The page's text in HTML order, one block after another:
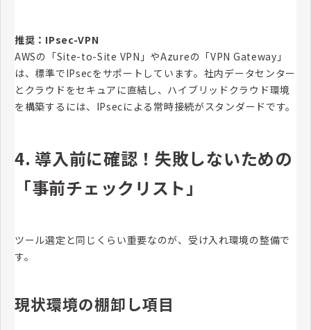
推奨：IPsec-VPN
AWSの「Site-to-Site VPN」やAzureの「VPN Gateway」
は、標準でIPsecをサポートしています。社内データセンター
とクラウドをセキュアに直結し、ハイブリッドクラウド環境
を構築するには、IPsecによる常時接続がスタンダードです。
4. 導入前に確認！失敗しないための
「事前チェックリスト」
ツール選定と同じくらい重要なのが、受け入れ環境の整備で
す。
現状環境の棚卸し項目